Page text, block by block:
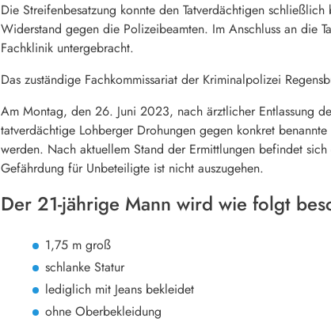
Die Streifenbesatzung konnte den Tatverdächtigen
Widerstand gegen die Polizeibeamten. Im Anschluss an die
Fachklinik untergebracht.
Das zuständige Fachkommissariat der Kriminalpolizei
Am Montag, den 26. Juni 2023, nach ärztlicher Entlassung
tatverdächtige Lohberger Drohungen gegen konkret
werden. Nach aktuellem Stand der Ermittlungen befindet
Gefährdung für Unbeteiligte ist nicht auszugehen.
Der 21-jährige Mann wird wie folgt
1,75 m groß
schlanke Statur
lediglich mit Jeans bekleidet
ohne Oberbekleidung